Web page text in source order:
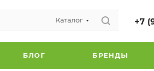
Каталог +7
БЛОГ БРЕНДЫ